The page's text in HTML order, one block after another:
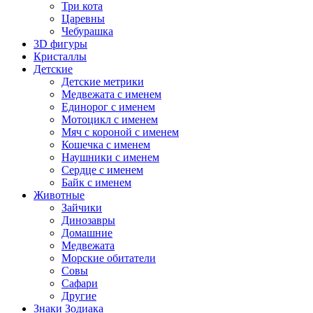
Три кота
Царевны
Чебурашка
3D фигуры
Кристаллы
Детские
Детские метрики
Медвежата с именем
Единорог с именем
Мотоцикл с именем
Мяч с короной с именем
Кошечка с именем
Наушники с именем
Сердце с именем
Байк с именем
Животные
Зайчики
Динозавры
Домашние
Медвежата
Морские обитатели
Совы
Сафари
Другие
Знаки Зодиака